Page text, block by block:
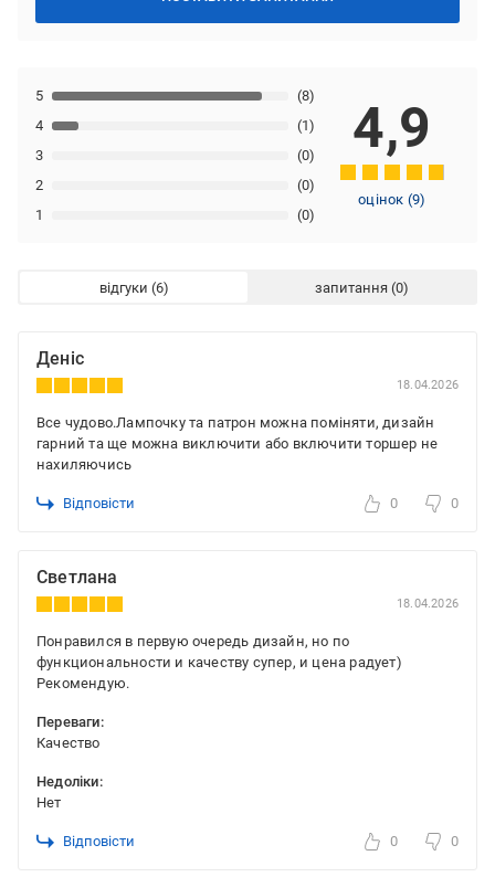
1 (0)
2 (0)
3 (0)
4 (1)
5 (8)
4,9
оцінок (9)
відгуки запитання
Деніс
18.04.2026
Все чудово.Лампочку та патрон можна поміняти, дизайн
гарний та ще можна виключити або включити торшер не
нахиляючись
Відповісти 0 0
Светлана
18.04.2026
Понравился в первую очередь дизайн, но по
функциональности и качеству супер, и цена радует)
Рекомендую.
Переваги:
Качество
Недоліки:
Нет
Відповісти 0 0